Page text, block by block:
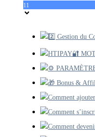
11
2️⃣ Gestion du
HTIPAY🔐
⚙️
🎁 Bonus &
Comment
Comment
Comment